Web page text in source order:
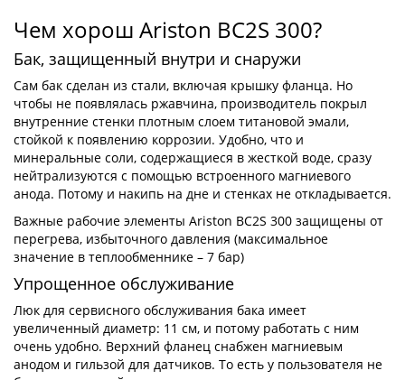
Чем хорош Ariston BС2S 300?
Бак, защищенный внутри и снаружи
Сам бак сделан из стали, включая крышку фланца. Но
чтобы не появлялась ржавчина, производитель покрыл
внутренние стенки плотным слоем титановой эмали,
стойкой к появлению коррозии. Удобно, что и
минеральные соли, содержащиеся в жесткой воде, сразу
нейтрализуются с помощью встроенного магниевого
анода. Потому и накипь на дне и стенках не откладывается.
Важные рабочие элементы Ariston BС2S 300 защищены от
перегрева, избыточного давления (максимальное
значение в теплообменнике – 7 бар)
Упрощенное обслуживание
Люк для сервисного обслуживания бака имеет
увеличенный диаметр: 11 см, и потому работать с ним
очень удобно. Верхний фланец снабжен магниевым
анодом и гильзой для датчиков. То есть у пользователя не